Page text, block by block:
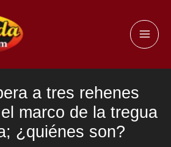
a tres rehenes
marco de la tregua
¿quiénes son?